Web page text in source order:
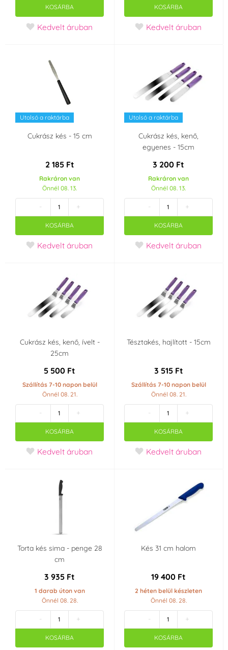
KOSÁRBA
Kedvelt áruban
KOSÁRBA
Kedvelt áruban
Utolsó a raktárba
Cukrász kés - 15 cm
2 185 Ft
Rakráron van
Önnél 08. 13.
- +
KOSÁRBA
Kedvelt áruban
Utolsó a raktárba
Cukrász kés, kenő,
egyenes - 15cm
3 200 Ft
Rakráron van
Önnél 08. 13.
- +
KOSÁRBA
Kedvelt áruban
Cukrász kés, kenő, ívelt -
25cm
5 500 Ft
Szállítás 7-10 napon belül
Önnél 08. 21.
- +
KOSÁRBA
Kedvelt áruban
Tésztakés, hajlított - 15cm
3 515 Ft
Szállítás 7-10 napon belül
Önnél 08. 21.
- +
KOSÁRBA
Kedvelt áruban
Torta kés sima - penge 28
cm
3 935 Ft
1 darab úton van
Önnél 08. 28.
- +
KOSÁRBA
Kés 31 cm halom
19 400 Ft
2 héten belül készleten
Önnél 08. 28.
- +
KOSÁRBA